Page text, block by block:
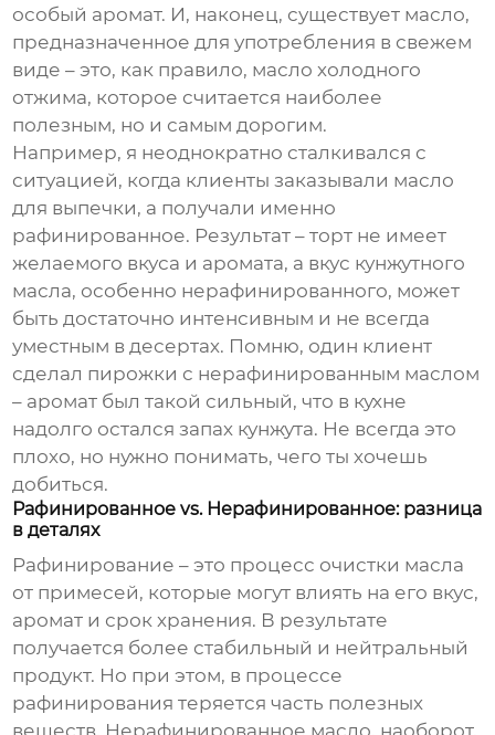
особый аромат. И, наконец, существует масло,
предназначенное для употребления в свежем
виде – это, как правило, масло холодного
отжима, которое считается наиболее
полезным, но и самым дорогим.
Например, я неоднократно сталкивался с
ситуацией, когда клиенты заказывали масло
для выпечки, а получали именно
рафинированное. Результат – торт не имеет
желаемого вкуса и аромата, а вкус кунжутного
масла, особенно нерафинированного, может
быть достаточно интенсивным и не всегда
уместным в десертах. Помню, один клиент
сделал пирожки с нерафинированным маслом
– аромат был такой сильный, что в кухне
надолго остался запах кунжута. Не всегда это
плохо, но нужно понимать, чего ты хочешь
добиться.
Рафинированное vs. Нерафинированное: разница
в деталях
Рафинирование – это процесс очистки масла
от примесей, которые могут влиять на его вкус,
аромат и срок хранения. В результате
получается более стабильный и нейтральный
продукт. Но при этом, в процессе
рафинирования теряется часть полезных